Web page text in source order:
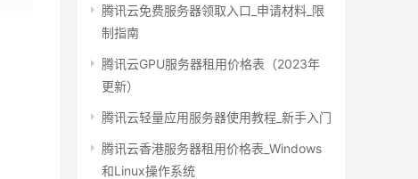
腾讯云免费服务器领取入口_申请材料_限
制指南
腾讯云GPU服务器租用价格表（2023年
更新）
腾讯云轻量应用服务器使用教程_新手入门
腾讯云香港服务器租用价格表_Windows
和Linux操作系统